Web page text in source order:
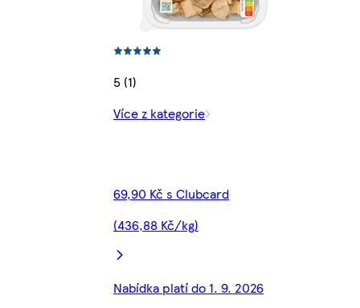
5 (1)
Více z kategorie
69,90 Kč s Clubcard
(436,88 Kč/kg)
Nabídka platí do 1. 9. 2026